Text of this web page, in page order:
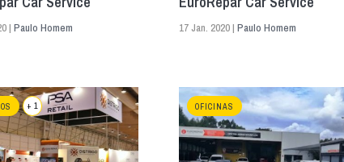
| Paulo Homem 17 Jan. 2020 |Paulo Homem
+ 1 OFICINAS